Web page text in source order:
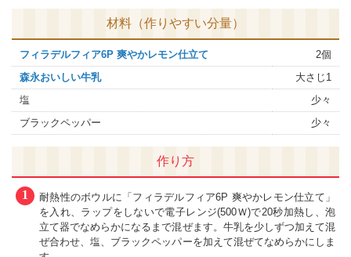
材料（作りやすい分量）
フィラデルフィア6P 爽やかレモン仕立て
2個
森永おいしい牛乳
大さじ1
塩
少々
ブラックペッパー
少々
作り方
1
耐熱性のボウルに「フィラデルフィア6P 爽やかレモン仕立て」
を入れ、ラップをしないで電子レンジ(500Ｗ)で20秒加熱し、泡
立て器でなめらかになるまで混ぜます。牛乳を少しずつ加えて混
ぜ合わせ、塩、ブラックペッパーを加えて混ぜてなめらかにしま